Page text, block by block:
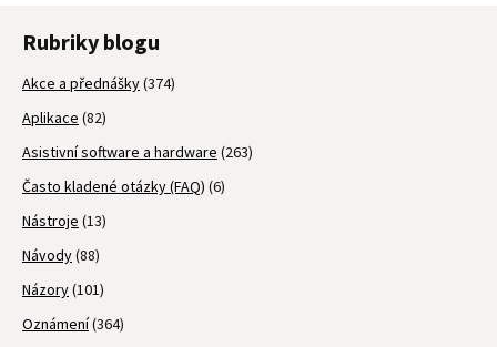
Rubriky blogu
Akce a přednášky(374)
Aplikace (82)
Asistivní software a hardware (263)
Často kladené otázky (FAQ) (6)
Nástroje (13)
Návody(88)
Názory(101)
Oznámení(364)